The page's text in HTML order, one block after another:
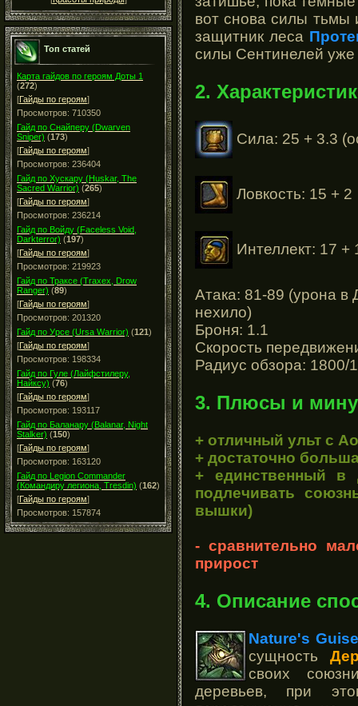
Топ статей
Карта гайдов по героям Доты 1
(272)
[Гайды по героям]
Просмотров: 710350
Гайд по Снайперу (Dwarven
Sniper) (173)
[Гайды по героям]
Просмотров: 236404
Гайд по Хускару (Huskar, The
Sacred Warrior) (265)
[Гайды по героям]
Просмотров: 236214
Гайд по Войду (Faceless Void,
Darkterror) (197)
[Гайды по героям]
Просмотров: 219923
Гайд по Траксе (Traxex, Drow
Ranger) (89)
[Гайды по героям]
Просмотров: 201320
Гайд по Урсе (Ursa Warrior) (121)
[Гайды по героям]
Просмотров: 198334
Гайд по Гуле (Лайфстилеру,
Найксу) (76)
[Гайды по героям]
Просмотров: 193117
Гайд по Баланару (Balanar, Night
Stalker) (150)
[Гайды по героям]
Просмотров: 163120
Гайд по Legion Commander
(Командиру легиона, Tresdin) (162)
[Гайды по героям]
Просмотров: 157874
вот снова силы тьмы
защитник леса
силы Сентинелей уже
2.
Сила: 25 + 3.3
Ловкость: 15 + 2
Интеллект: 17 +
Атака: 81-89 (урона в
нехило)
Броня: 1.1
Скорость
Радиус обзора: 1800/
3. Плюсы и
+ отличный ульт с
+ достаточно
+ единственный в
подлечивать
вышки)
- сравнительно
прирост
4. Описание
Nature's
сущность
своих
деревьев, при